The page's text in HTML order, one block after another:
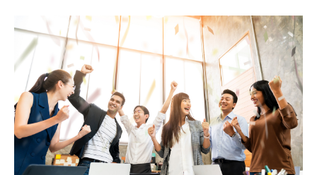
- 競合調査
- アンケート調査
- クイックリサーチ
自主企画調査
お客様の声
Health & Food
Pharmaceuticals & Medical
Chemical & Life Sciences
Topics ／ トピックス
お知らせ
新刊情報
掲載情報
Newsletter
Recruit ／ 採用情報
採用TOP
- 求める人物像
- 人事育成システム
- 先輩社員の声
Contents ／ 事業紹介
お問い合わせ